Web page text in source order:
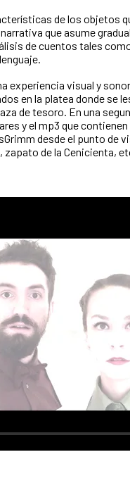
de los objetos
que asume
de cuentos tales
experiencia visual y
en la platea donde se
de tesoro. En una
y el mp3 que
desde el punto de
zapato de la Cenicienta,